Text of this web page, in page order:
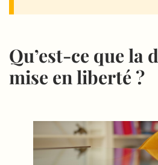
Qu’est-ce que la
mise en liberté ?